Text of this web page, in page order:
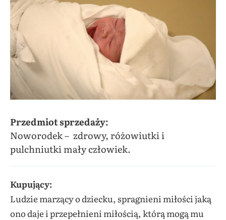
Przedmiot sprzedaży:
Noworodek – zdrowy, różowiutki i
pulchniutki mały człowiek.
Kupujący:
Ludzie marzący o dziecku, spragnieni miłości jaką
ono daje i przepełnieni miłością, którą mogą mu